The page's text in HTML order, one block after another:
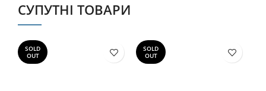
СУПУТНІ ТОВАРИ
SOLD
OUT
SOLD
OUT